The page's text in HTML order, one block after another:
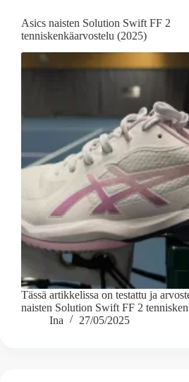
Asics naisten Solution Swift FF 2
tenniskenkäarvostelu (2025)
Tässä artikkelissa on testattu ja
naisten Solution Swift FF 2
Ina
27/05/2025